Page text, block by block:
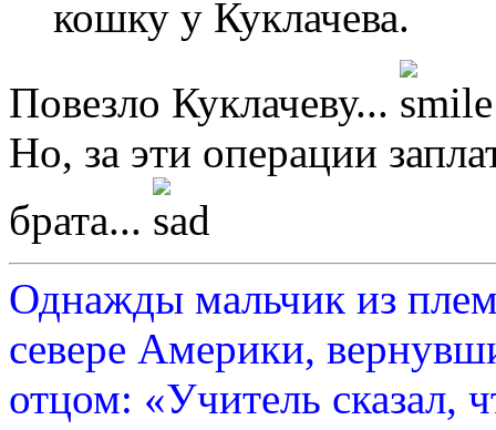
кошку у Куклачева.
Повезло Куклачеву...
Но, за эти операции
брата...
Однажды мальчик из
севере Америки,
отцом: «Учитель сказал,